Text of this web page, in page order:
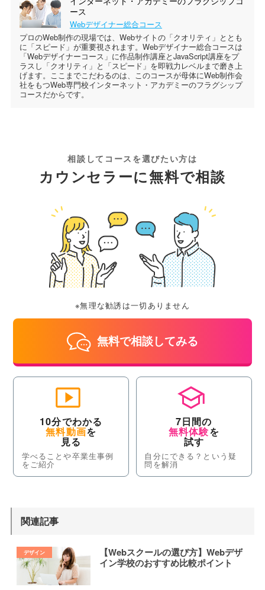
ース
Webデザイナー総合コース
プロのWeb制作の現場では、Webサイトの「クオリティ」ととも
に「スピード」が重要視されます。Webデザイナー総合コースは
「Webデザイナーコース」に作品制作講座とJavaScript講座をプ
ラスし「クオリティ」と「スピード」を即戦力レベルまで磨き上
げます。ここまでこだわるのは、このコースが母体にWeb制作会
社をもつWeb専門校インターネット・アカデミーのフラグシップ
コースだからです。
相談してコースを選びたい方は
カウンセラーに無料で相談
※無理な勧誘は一切ありません
無料で相談してみる
10分でわかる
無料動画を
見る
学べることや卒業生事例
をご紹介
7日間の
無料体験を
試す
自分にできる？という疑
問を解消
関連記事
【Webスクールの選び方】Webデザ
イン学校のおすすめ比較ポイント